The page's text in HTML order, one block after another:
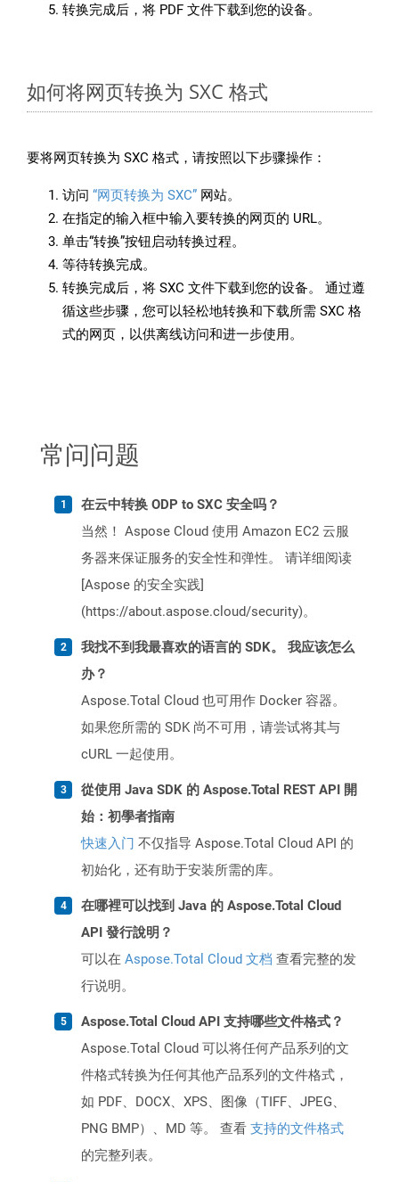
转换完成后，将 PDF 文件下载到您的设备。
如何将网页转换为 SXC 格式
要将网页转换为 SXC 格式，请按照以下步骤操作：
访问 “网页转换为 SXC” 网站。
在指定的输入框中输入要转换的网页的 URL。
单击“转换”按钮启动转换过程。
等待转换完成。
转换完成后，将 SXC 文件下载到您的设备。 通过遵
循这些步骤，您可以轻松地转换和下载所需 SXC 格
式的网页，以供离线访问和进一步使用。
常问问题
在云中转换 ODP to SXC 安全吗？
当然！ Aspose Cloud 使用 Amazon EC2 云服
务器来保证服务的安全性和弹性。 请详细阅读
[Aspose 的安全实践]
(https://about.aspose.cloud/security)。
我找不到我最喜欢的语言的 SDK。 我应该怎么
办？
Aspose.Total Cloud 也可用作 Docker 容器。
如果您所需的 SDK 尚不可用，请尝试将其与
cURL 一起使用。
從使用 Java SDK 的 Aspose.Total REST API 開
始：初學者指南
快速入门 不仅指导 Aspose.Total Cloud API 的
初始化，还有助于安装所需的库。
在哪裡可以找到 Java 的 Aspose.Total Cloud
API 發行說明？
可以在 Aspose.Total Cloud 文档 查看完整的发
行说明。
Aspose.Total Cloud API 支持哪些文件格式？
Aspose.Total Cloud 可以将任何产品系列的文
件格式转换为任何其他产品系列的文件格式，
如 PDF、DOCX、XPS、图像（TIFF、JPEG、
PNG BMP）、MD 等。 查看 支持的文件格式
的完整列表。